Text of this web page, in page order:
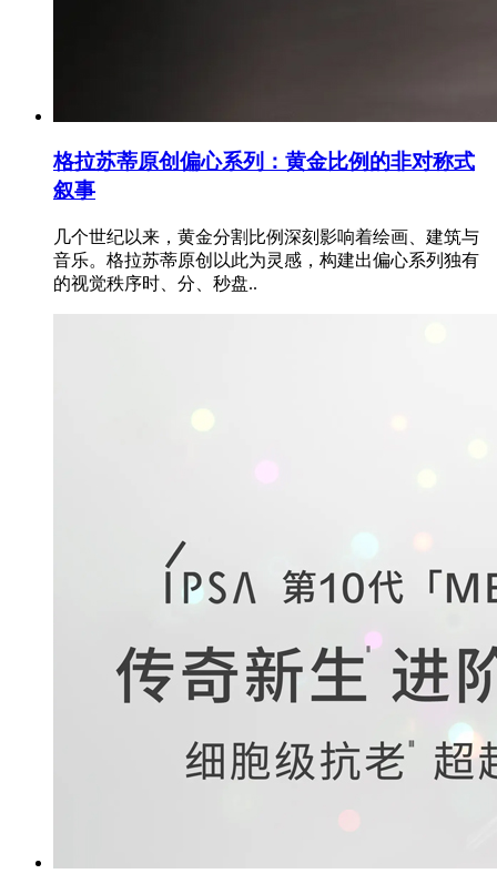
格拉苏蒂原创偏心系列：黄金比例的非对称式
叙事
几个世纪以来，黄金分割比例深刻影响着绘画、建筑与
音乐。格拉苏蒂原创以此为灵感，构建出偏心系列独有
的视觉秩序时、分、秒盘..